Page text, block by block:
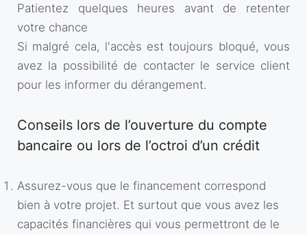
Patientez quelques heures avant de retenter
votre chance
Si malgré cela, l'accès est toujours bloqué, vous
avez la possibilité de contacter le service client
pour les informer du dérangement.
Conseils lors de l’ouverture du compte
bancaire ou lors de l’octroi d’un crédit
Assurez-vous que le financement correspond
bien à votre projet. Et surtout que vous avez les
capacités financières qui vous permettront de le